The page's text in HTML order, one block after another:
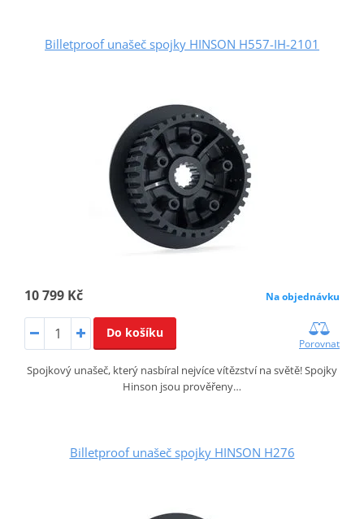
Billetproof unašeč spojky HINSON H557-IH-2101
10 799 Kč Na objednávku
Do košíku
Porovnat
Spojkový unašeč, který nasbíral nejvíce vítězství na světě! Spojky
Hinson jsou prověřeny…
Billetproof unašeč spojky HINSON H276